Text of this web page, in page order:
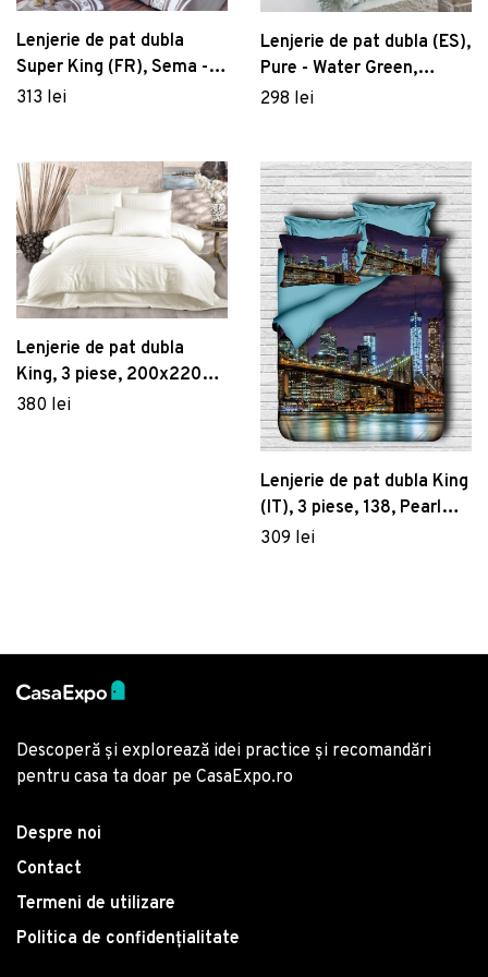
Lenjerie de pat dubla
Super King (FR), Sema -
Brown, Pearl Home,
313 lei
Lenjerie de pat dubla (ES),
Pure - Water Green,
EnLora Home, Bumbac
298 lei
Lenjerie de pat dubla
King, 3 piese, 200x220
cm, 100% bumbac
380 lei
Lenjerie de pat dubla King
(IT), 3 piese, 138, Pearl
Home, Poliester Satinat
309 lei
Descoperă și explorează idei practice și recomandări
pentru casa ta doar pe CasaExpo.ro
Despre noi
Contact
Termeni de utilizare
Politica de confidențialitate